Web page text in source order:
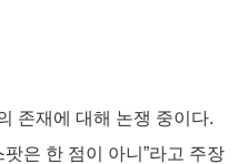
존재에 대해 논쟁 중이다.
은 한 점이 아니”라고 주장